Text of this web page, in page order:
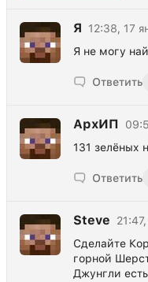
Я
12:38, 17
Я не могу
Ответить
АрхИП
131 зелёных
Ответить
Steve
Сделайте
горной
Джунгли